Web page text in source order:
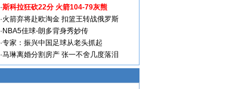
·斯科拉狂砍22分 火箭104-79灰熊
·火箭弃将赴欧淘金 扣篮王转战俄罗斯
· NBA5佳球-朗多背身秀妙传
·专家：振兴中国足球从老头抓起
·马琳离婚分割房产 张一不舍几度落泪